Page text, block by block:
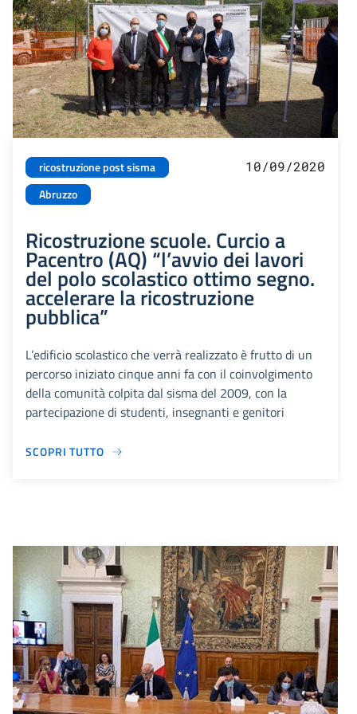
ricostruzione post sisma
Abruzzo
10/09/2020
Ricostruzione scuole. Curcio a
Pacentro (AQ) “l’avvio dei lavori
del polo scolastico ottimo segno.
accelerare la ricostruzione
pubblica”
L’edificio scolastico che verrà realizzato è frutto di un
percorso iniziato cinque anni fa con il coinvolgimento
della comunità colpita dal sisma del 2009, con la
partecipazione di studenti, insegnanti e genitori
SCOPRI TUTTO